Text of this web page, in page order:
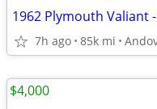
1962 Plymouth Valiant
7h ago 85k mi
$4,000